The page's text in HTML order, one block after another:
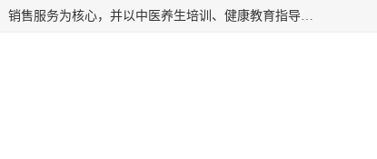
深圳运康达华科技有限公司以从事中多功能治疗仪的开发研制、生产制造、销售服务为核心，并以中医养生培训、健康教育指导为依托、秉承弘扬民族中医药、造福人类健康的精神理念，以祖国的医学名著《黄帝内经》为理论基础，结合现代医疗、保健养生等，创立了中药提速疗法，开辟了一条新的治疗途径。